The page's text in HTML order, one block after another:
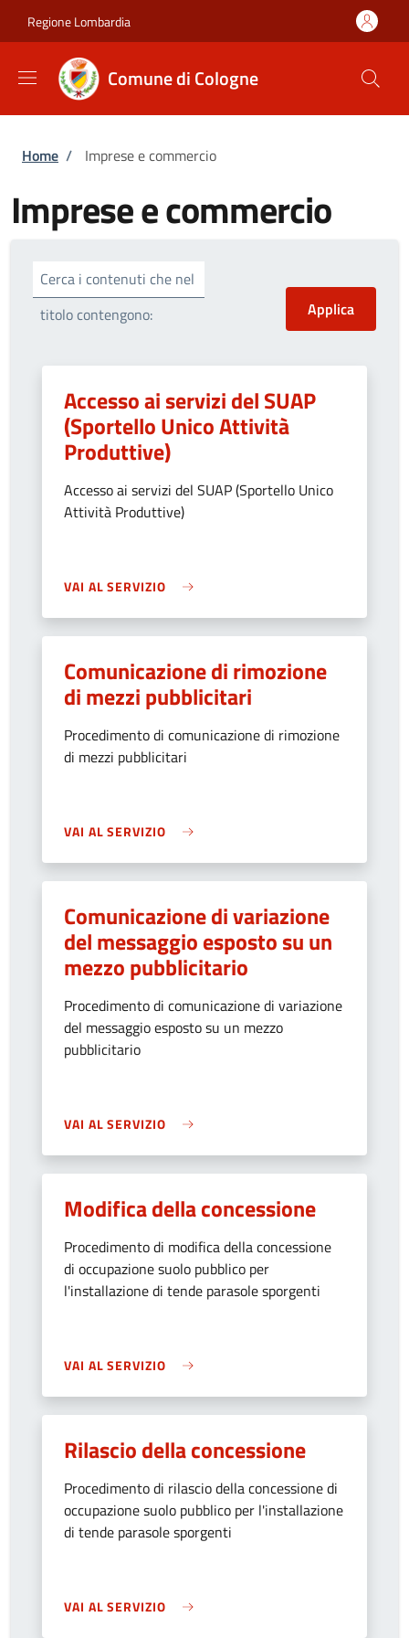
Regione Lombardia
Comune di Cologne
Briciole di pane
Home / Imprese e commercio
Imprese e commercio
Cerca i contenuti che nel
titolo contengono:
Accesso ai servizi del SUAP
(Sportello Unico Attività
Produttive)
Accesso ai servizi del SUAP (Sportello Unico
Attività Produttive)
VAI AL SERVIZIO
Comunicazione di rimozione
di mezzi pubblicitari
Procedimento di comunicazione di rimozione
di mezzi pubblicitari
VAI AL SERVIZIO
Comunicazione di variazione
del messaggio esposto su un
mezzo pubblicitario
Procedimento di comunicazione di variazione
del messaggio esposto su un mezzo
pubblicitario
VAI AL SERVIZIO
Modifica della concessione
Procedimento di modifica della concessione
di occupazione suolo pubblico per
l'installazione di tende parasole sporgenti
VAI AL SERVIZIO
Rilascio della concessione
Procedimento di rilascio della concessione di
occupazione suolo pubblico per l'installazione
di tende parasole sporgenti
VAI AL SERVIZIO